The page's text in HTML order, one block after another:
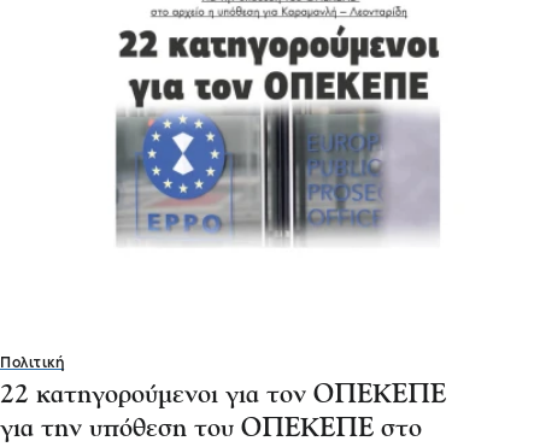
Πολιτική
22 κατηγορούμενοι για τον ΟΠΕΚΕΠΕ
για την υπόθεση του ΟΠΕΚΕΠΕ στο